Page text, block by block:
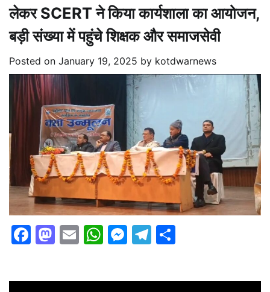
लेकर SCERT ने किया कार्यशाला का आयोजन,
बड़ी संख्या में पहुंचे शिक्षक और समाजसेवी
Posted on January 19, 2025 by kotdwarnews
Facebook
Mastodon
EmailWhatsApp
Messenger
Telegram